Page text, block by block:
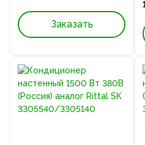
Заказать